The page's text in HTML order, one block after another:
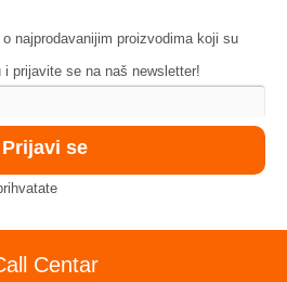
najprodavanijim proizvodima koji su
prijavite se na naš newsletter!
Centar